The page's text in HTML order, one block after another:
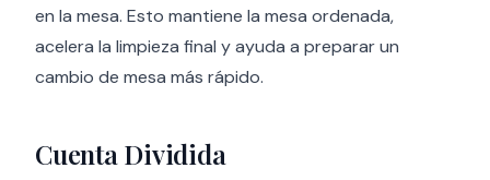
en la mesa. Esto mantiene la mesa ordenada,
acelera la limpieza final y ayuda a preparar un
cambio de mesa más rápido.
Cuenta Dividida